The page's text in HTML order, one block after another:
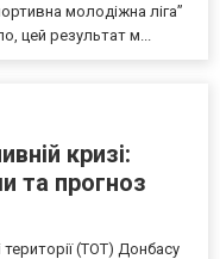
молодіжна ліга”
цей результат м...
кризі:
та прогноз
(ТОТ) Донбасу